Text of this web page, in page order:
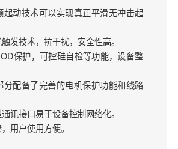
起动技术可以实现真正平滑无冲击起
发技术，抗干扰，安全性高。
保护，可控硅自检等功能，设备整
分配备了完善的电机保护功能和线路
讯接口易于设备控制网络化。
用户使用方便。